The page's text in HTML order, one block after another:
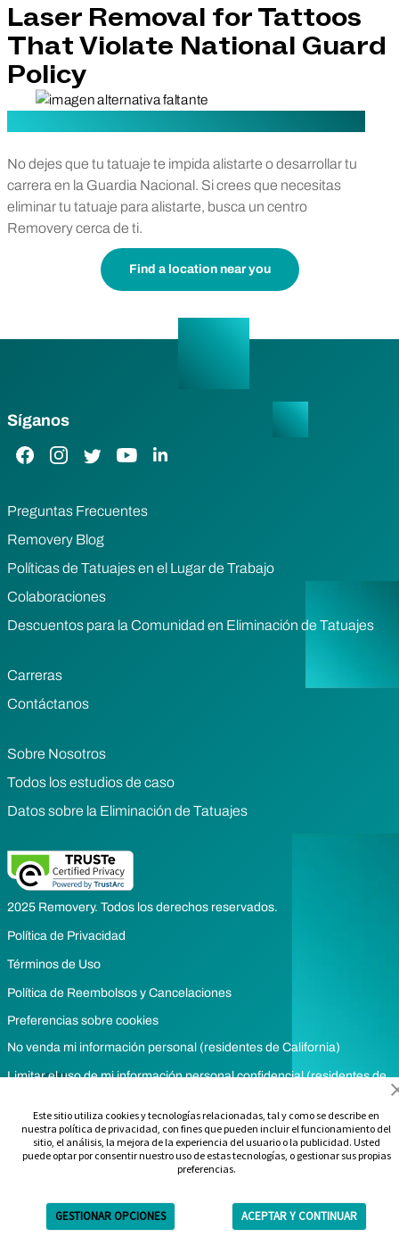
Este sitio utiliza cookies y tecnologías relacionadas, tal y como se describe en
nuestra política de privacidad, con fines que pueden incluir el funcionamiento del
sitio, el análisis, la mejora de la experiencia del usuario o la publicidad. Usted
puede optar por consentir nuestro uso de estas tecnologías, o gestionar sus propias
preferencias.
GESTIONAR OPCIONES ACEPTAR Y CONTINUAR
Laser Removal for Tattoos
That Violate National Guard
Policy
No dejes que tu tatuaje te impida alistarte o desarrollar tu
carrera en la Guardia Nacional. Si crees que necesitas
eliminar tu tatuaje para alistarte, busca un centro
Removery cerca de ti.
Find a location near you
Síganos
Enlace de Facebook
Enlace de Instagram
Enlace de Twitter
Enlace de YouTube
Enlace de LinkedIn
Preguntas Frecuentes
Removery Blog
Políticas de Tatuajes en el Lugar de Trabajo
Colaboraciones
Descuentos para la Comunidad en Eliminación de Tatuajes
Carreras
Contáctanos
Sobre Nosotros
Todos los estudios de caso
Datos sobre la Eliminación de Tatuajes
2025 Removery. Todos los derechos reservados.
Política de Privacidad
Términos de Uso
Política de Reembolsos y Cancelaciones
Preferencias sobre cookies
No venda mi información personal (residentes de California)
Limitar el uso de mi información personal confidencial (residentes de